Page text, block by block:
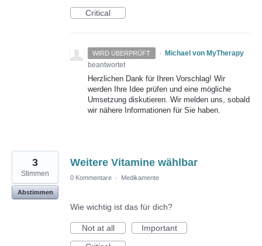
Critical
WIRD ÜBERPRÜFT ·
Michael von MyTherapy
beantwortet
Herzlichen Dank für Ihren Vorschlag! Wir
werden Ihre Idee prüfen und eine mögliche
Umsetzung diskutieren. Wir melden uns, sobald
wir nähere Informationen für Sie haben.
Weitere Vitamine wählbar
3
Stimmen
Abstimmen
0 Kommentare · Medikamente
Wie wichtig ist das für dich?
Not at all
Important